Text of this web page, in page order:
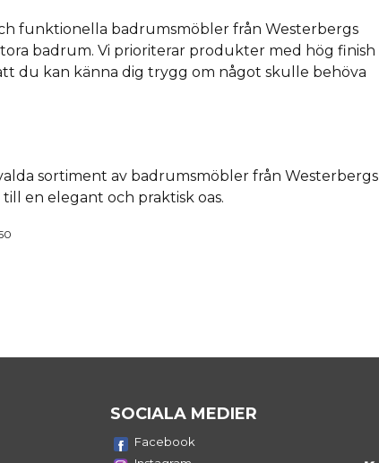
funktionella badrumsmöbler från Westerbergs
badrum. Vi prioriterar produkter med hög finish
du kan känna dig trygg om något skulle behöva
sortiment av badrumsmöbler från Westerbergs
en elegant och praktisk oas.
SOCIALA MEDIER
Facebook